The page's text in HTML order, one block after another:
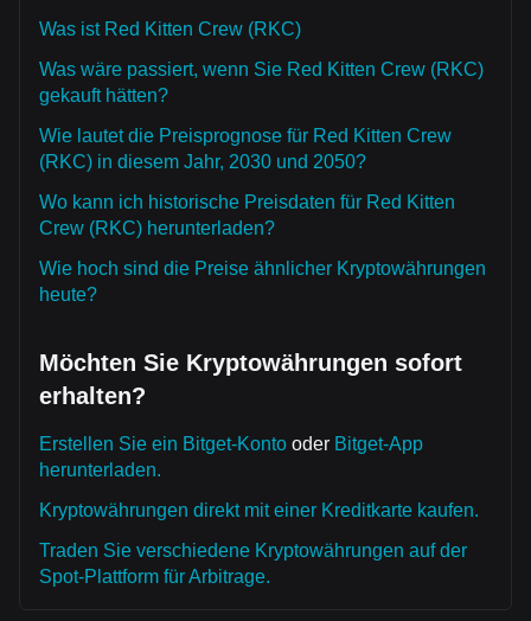
Was ist Red Kitten Crew (RKC)
Was wäre passiert, wenn Sie Red Kitten Crew (RKC)
gekauft hätten?
Wie lautet die Preisprognose für Red Kitten Crew
(RKC) in diesem Jahr, 2030 und 2050?
Wo kann ich historische Preisdaten für Red Kitten
Crew (RKC) herunterladen?
Wie hoch sind die Preise ähnlicher Kryptowährungen
heute?
Möchten Sie Kryptowährungen sofort
erhalten?
Erstellen Sie ein Bitget-Konto oder Bitget-App
herunterladen.
Kryptowährungen direkt mit einer Kreditkarte kaufen.
Traden Sie verschiedene Kryptowährungen auf der
Spot-Plattform für Arbitrage.